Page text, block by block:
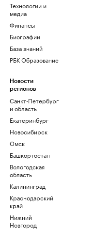
Технологии и
медиа
Финансы
Биографии
База знаний
РБК Образование
Новости
регионов
Санкт-Петербург
и область
Екатеринбург
Новосибирск
Омск
Башкортостан
Вологодская
область
Калининград
Краснодарский
край
Нижний
Новгород